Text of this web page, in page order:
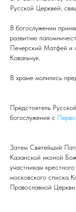
Русской Церквей,
В богослужении
развитию
Печерский Матфей и
Ковальчук.
В храме молились
Предстоятель
богослужения с
Затем Святейший
Казанской иконой
участникам
московского списка
Православной Церкви.